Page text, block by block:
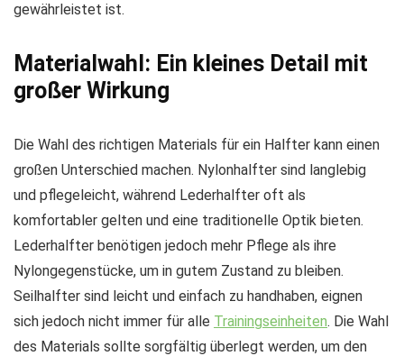
gewährleistet ist.
Materialwahl: Ein kleines Detail mit
großer Wirkung
Die Wahl des richtigen Materials für ein Halfter kann einen
großen Unterschied machen. Nylonhalfter sind langlebig
und pflegeleicht, während Lederhalfter oft als
komfortabler gelten und eine traditionelle Optik bieten.
Lederhalfter benötigen jedoch mehr Pflege als ihre
Nylongegenstücke, um in gutem Zustand zu bleiben.
Seilhalfter sind leicht und einfach zu handhaben, eignen
sich jedoch nicht immer für alle Trainingseinheiten. Die Wahl
des Materials sollte sorgfältig überlegt werden, um den